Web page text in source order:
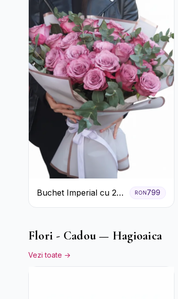
Buchet Imperial cu 25
Trandafiri
RON799
Flori - Cadou — Hagioaica
Vezi toate →